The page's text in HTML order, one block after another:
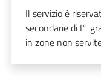
Il servizio è
secondarie di I°
in zone non